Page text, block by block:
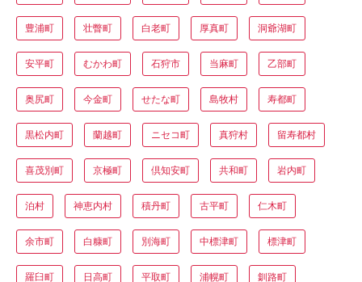
豊浦町 壮瞥町 白老町 厚真町 洞爺湖町
安平町 むかわ町 石狩市 当麻町 乙部町
奥尻町 今金町 せたな町 島牧村 寿都町
黒松内町 蘭越町 ニセコ町 真狩村 留寿都村
喜茂別町 京極町 倶知安町 共和町 岩内町
泊村 神恵内村 積丹町 古平町 仁木町
余市町 白糠町 別海町 中標津町 標津町
羅臼町 日高町 平取町 浦幌町 釧路町